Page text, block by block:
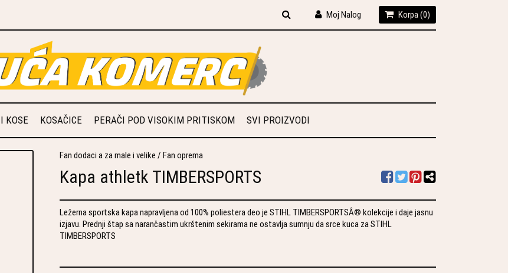
Moj Nalog Korpa (0)
KOSE KOSAČICE PERAČI POD VISOKIM PRITISKOM SVI PROIZVODI
Fan dodaci a za male i velike / Fan oprema
Kapa athletk TIMBERSPORTS
Ležerna sportska kapa napravljena od 100% poliestera deo je STIHL TIMBERSPORTSÂ® kolekcije i daje jasnu
izjavu. Prednji štap sa narančastim ukrštenim sekirama ne ostavlja sumnju da srce kuca za STIHL
TIMBERSPORTS